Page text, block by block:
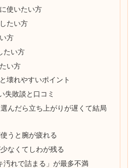
使いたい方
たい方
方
たい方
い方
壊れやすいポイント
失敗談と口コミ
んだら立ち上がりが遅くて結局
うと腕が疲れる
なくてしわが残る
汚れで詰まる」が最多不満